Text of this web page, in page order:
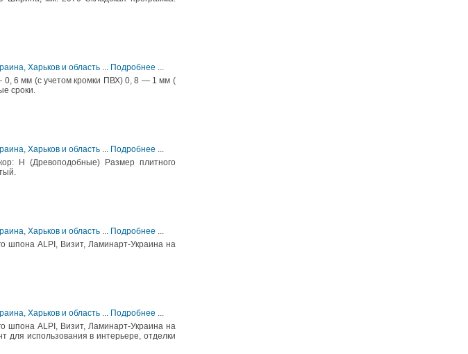
Харьков и область ... Подробнее ...
0, 6 мм (с учетом кромки ПВХ) 0, 8 — 1 мм (
сроки.
Харьков и область ... Подробнее ...
H (Древоподобные) Размер плитного
Харьков и область ... Подробнее ...
шпона ALPI, Визит, Ламинарт-Украина на
Харьков и область ... Подробнее ...
шпона ALPI, Визит, Ламинарт-Украина на
использования в интерьере, отделки